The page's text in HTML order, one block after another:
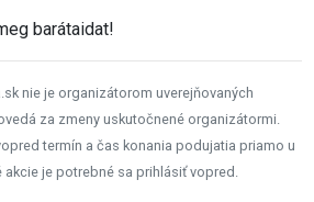
barátaidat!
nie je organizátorom uverejňovaných
za zmeny uskutočnené organizátormi.
termín a čas konania podujatia priamo u
je potrebné sa prihlásiť vopred.